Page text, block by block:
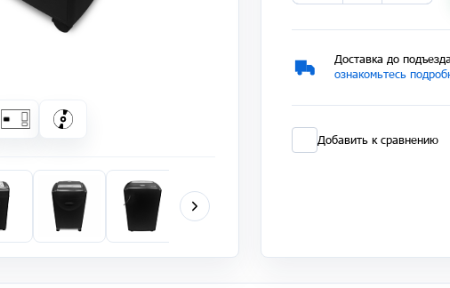
Доставка до
ознакомьтесь
Добавить к сравнению